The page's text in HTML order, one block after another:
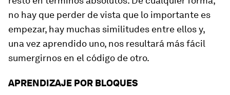
no hay que perder de vista que lo importante es
empezar, hay muchas similitudes entre ellos y,
una vez aprendido uno, nos resultará más fácil
sumergirnos en el código de otro.
APRENDIZAJE POR BLOQUES